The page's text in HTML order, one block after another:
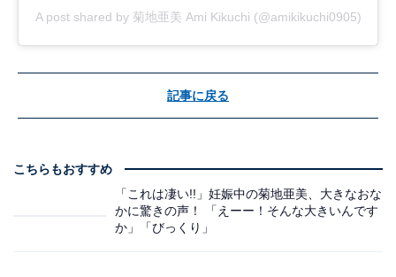
A post shared by 菊地亜美 Ami Kikuchi (@amikikuchi0905)
記事に戻る
こちらもおすすめ
「これは凄い!!」妊娠中の菊地亜美、大きなおな
かに驚きの声！ 「えーー！そんな大きいんです
か」「びっくり」